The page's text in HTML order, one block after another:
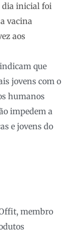
dia inicial foi
vacina
aos
que
jovens com o
humanos
impedem a
e jovens do
membro